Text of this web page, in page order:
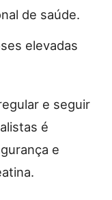
de saúde.
elevadas
e seguir
é
e